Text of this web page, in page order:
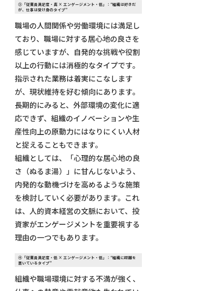
③「従業員満足度・高 × エンゲージメント・低」：“組織は好きだ
が、仕事は受け身のタイプ”
職場の人間関係や労働環境には満足し
ており、職場に対する居心地の良さを
感じていますが、自発的な挑戦や役割
以上の行動には消極的なタイプです。
指示された業務は着実にこなします
が、現状維持を好む傾向にあります。
長期的にみると、外部環境の変化に適
応できず、組織のイノベーションや生
産性向上の原動力にはなりにくい人材
と捉えることもできます。
組織としては、「心理的な居心地の良
さ（ぬるま湯）」に甘んじないよう、
内発的な動機づけを高めるような施策
を検討していく必要があります。これ
は、人的資本経営の文脈において、投
資家がエンゲージメントを重要視する
理由の一つでもあります。
④「従業員満足度・低 × エンゲージメント・低」：“組織に距離を
置いているタイプ”
組織や職場環境に対する不満が強く、